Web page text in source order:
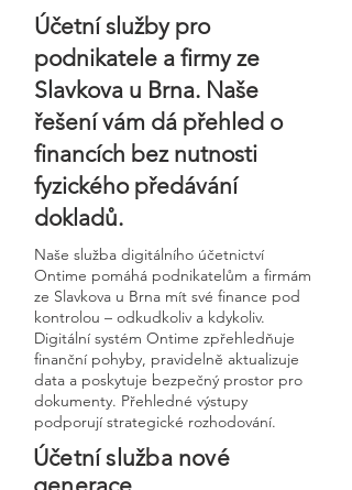
Účetní služby pro
podnikatele a firmy ze
Slavkova u Brna. Naše
řešení vám dá přehled o
financích bez nutnosti
fyzického předávání
dokladů.
Naše služba digitálního účetnictví
Ontime pomáhá podnikatelům a firmám
ze Slavkova u Brna mít své finance pod
kontrolou – odkudkoliv a kdykoliv.
Digitální systém Ontime zpřehledňuje
finanční pohyby, pravidelně aktualizuje
data a poskytuje bezpečný prostor pro
dokumenty. Přehledné výstupy
podporují strategické rozhodování.
Účetní služba nové